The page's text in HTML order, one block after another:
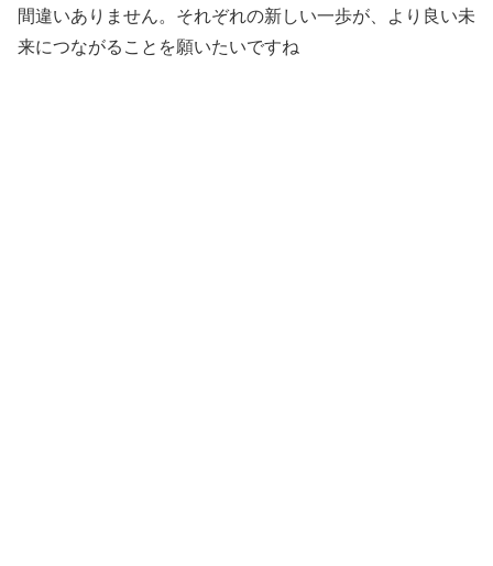
間違いありません。それぞれの新しい一歩が、より良い未
来につながることを願いたいですね